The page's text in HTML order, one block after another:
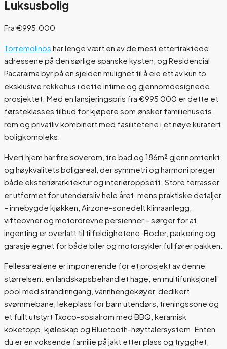
Luksusbolig
Fra €995.000
Torremolinos har lenge vært en av de mest ettertraktede
adressene på den sørlige spanske kysten, og Residencial
Pacaraima byr på en sjelden mulighet til å eie ett av kun to
eksklusive rekkehus i dette intime og gjennomdesignede
prosjektet. Med en lansjeringspris fra €995 000 er dette et
førsteklasses tilbud for kjøpere som ønsker familiehusets
rom og privatliv kombinert med fasilitetene i et nøye kuratert
boligkompleks.
Hvert hjem har fire soverom, tre bad og 186m² gjennomtenkt
og høykvalitets boligareal, der symmetri og harmoni preger
både eksteriørarkitektur og interiøroppsett. Store terrasser
er utformet for utendørsliv hele året, mens praktiske detaljer
– innebygde kjøkken, Airzone-sonedelt klimaanlegg,
vifteovner og motordrevne persienner – sørger for at
ingenting er overlatt til tilfeldighetene. Boder, parkering og
garasje egnet for både biler og motorsykler fullfører pakken.
Fellesarealene er imponerende for et prosjekt av denne
størrelsen: en landskapsbehandlet hage, en multifunksjonell
pool med strandinngang, vannhengekøyer, dedikert
svømmebane, lekeplass for barn utendørs, treningssone og
et fullt utstyrt Txoco-sosialrom med BBQ, keramisk
koketopp, kjøleskap og Bluetooth-høyttalersystem. Enten
du er en voksende familie på jakt etter plass og trygghet,